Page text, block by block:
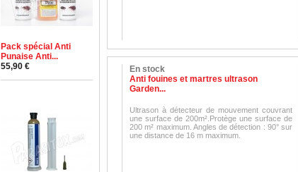
Pack spécial Anti
Punaise Anti...
55,90 €
En stock
Anti fouines et martres ultrason
Garden...
Ultrason à détecteur de mouvement couvrant
une surface de 200m².Protège une surface de
200 m² maximum. Angles de détection : 90° sur
une distance de 16 m maximum.